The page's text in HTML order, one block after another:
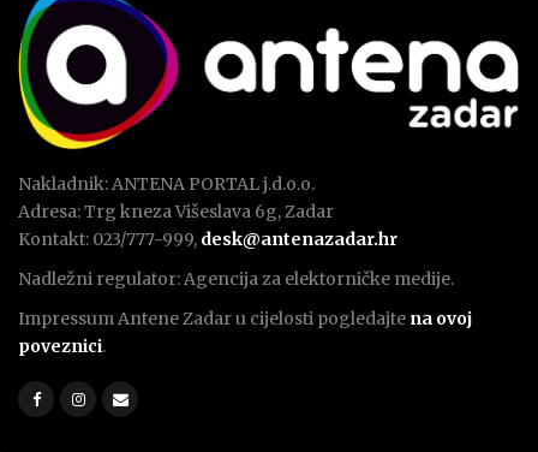
Nakladnik: ANTENA PORTAL j.d.o.o.
Adresa: Trg kneza Višeslava 6g, Zadar
Kontakt: 023/777-999, desk@antenazadar.hr
Nadležni regulator: Agencija za elektorničke medije.
Impressum Antene Zadar u cijelosti pogledajte na ovoj
poveznici.